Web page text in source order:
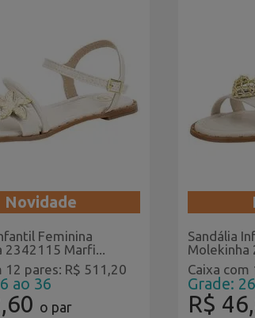
Novidade
Feminina
2342115 Marfi...
12 pares: R$ 511,20
ao 36
o par
Sandália
Molekinha
Caixa com
Grade:
R$